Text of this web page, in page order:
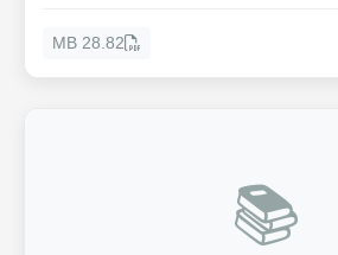
28.82 MB
📚